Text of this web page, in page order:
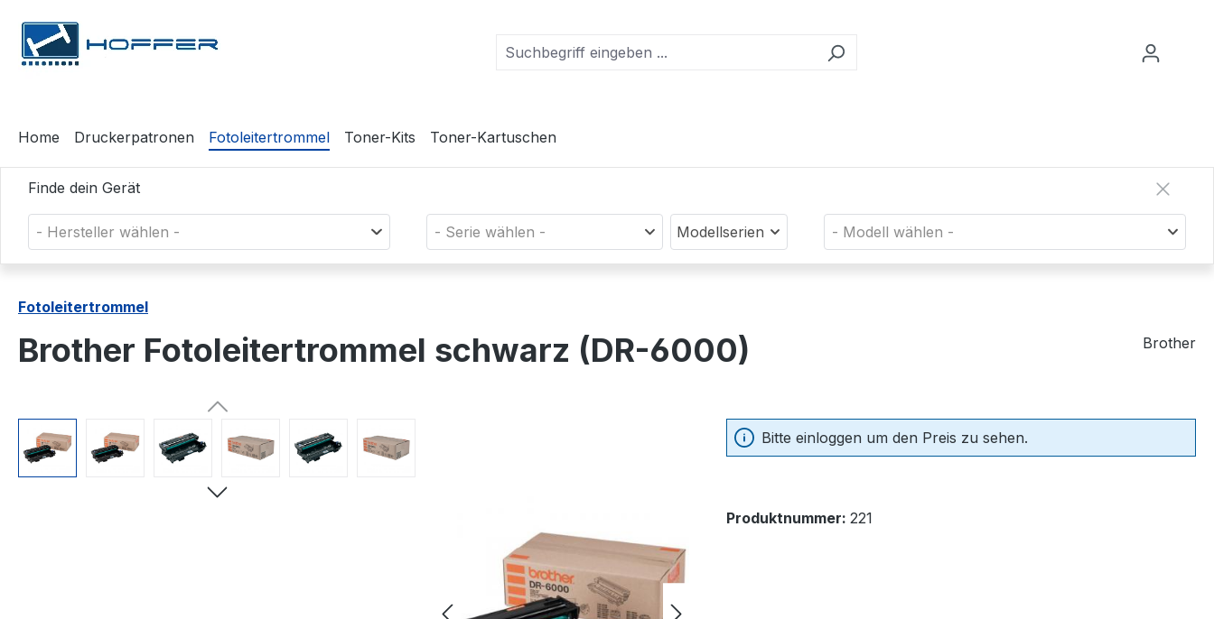
Hauptinhalt springen
Zur Suche springen
Zur Hauptnavigation springen
Home Druckerpatronen Fotoleitertrommel Toner-Kits Toner-Kartuschen
Finde dein Gerät
- Hersteller wählen - - Serie wählen - Modellserien - Modell wählen -
Fotoleitertrommel
Brother Fotoleitertrommel schwarz (DR-6000) Brother
Bildergalerie überspringen Bitte einloggen um den Preis zu sehen.
Produktnummer: 221